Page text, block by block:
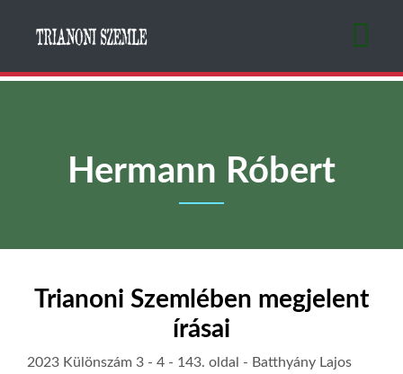
Hermann Róbert
Trianoni Szemlében megjelent
írásai
2023 Különszám 3 - 4 - 143. oldal - Batthyány Lajos